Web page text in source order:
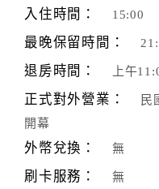
入住時間： 15:00
最晚保留時間：
退房時間： 上午
正式對外營業：
民
開幕
外幣兌換： 無
刷卡服務： 無